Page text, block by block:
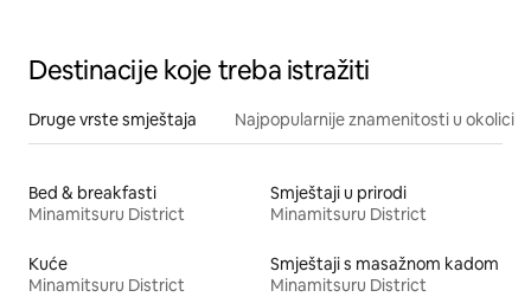
Destinacije koje treba istražiti
Druge vrste smještaja Najpopularnije znamenitosti u okolici
Bed & breakfasti
Minamitsuru District
Smještaji u prirodi
Minamitsuru District
Kuće
Minamitsuru District
Smještaji s masažnom kadom
Minamitsuru District